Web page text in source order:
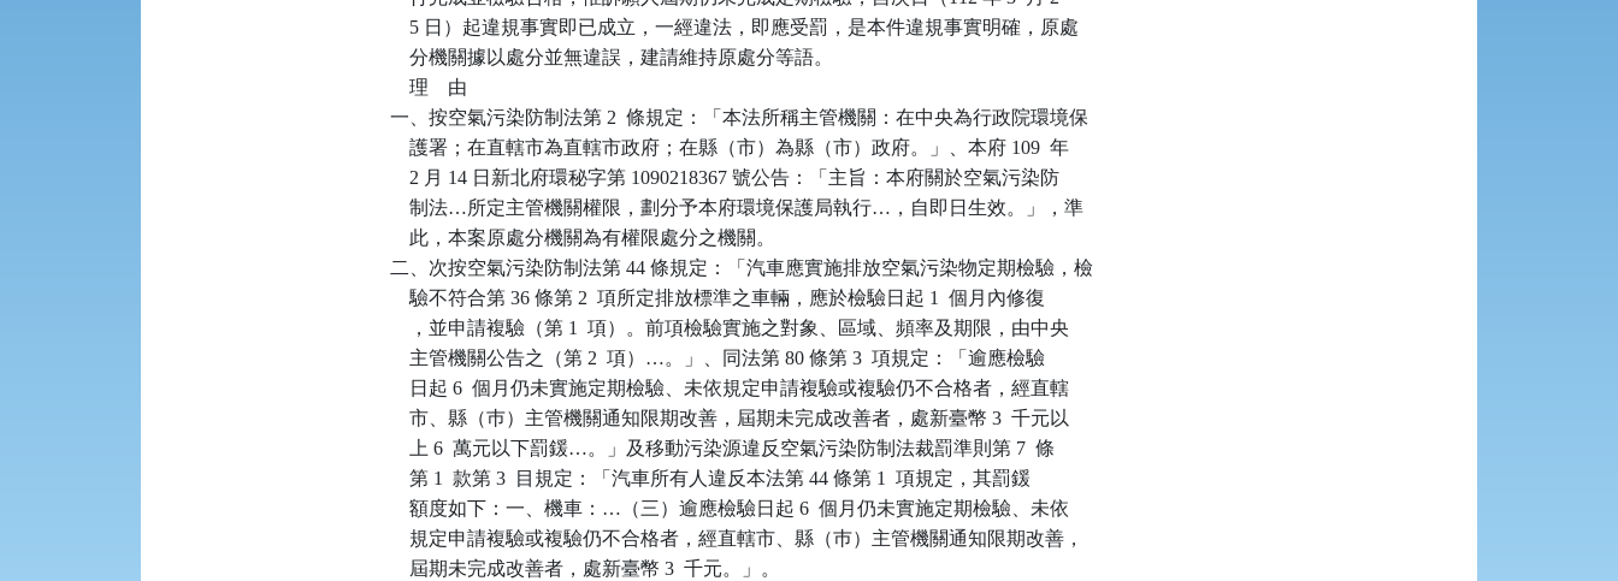
    5 日）起違規事實即已成立，一經違法，即應受罰，是本件違規事實明確，原處
    分機關據以處分並無違誤，建請維持原處分等語。
    理    由
一、按空氣污染防制法第 2  條規定：「本法所稱主管機關：在中央為行政院環境保
    護署；在直轄市為直轄市政府；在縣（市）為縣（市）政府。」、本府 109  年
    2 月 14 日新北府環秘字第 1090218367 號公告：「主旨：本府關於空氣污染防
    制法…所定主管機關權限，劃分予本府環境保護局執行…，自即日生效。」，準
    此，本案原處分機關為有權限處分之機關。
二、次按空氣污染防制法第 44 條規定：「汽車應實施排放空氣污染物定期檢驗，檢
    驗不符合第 36 條第 2  項所定排放標準之車輛，應於檢驗日起 1  個月內修復
    ，並申請複驗（第 1  項）。前項檢驗實施之對象、區域、頻率及期限，由中央
    主管機關公告之（第 2  項）…。」、同法第 80 條第 3  項規定：「逾應檢驗
    日起 6  個月仍未實施定期檢驗、未依規定申請複驗或複驗仍不合格者，經直轄
    市、縣（巿）主管機關通知限期改善，屆期未完成改善者，處新臺幣 3  千元以
    上 6  萬元以下罰鍰…。」及移動污染源違反空氣污染防制法裁罰準則第 7  條
    第 1  款第 3  目規定：「汽車所有人違反本法第 44 條第 1  項規定，其罰鍰
    額度如下：一、機車：…（三）逾應檢驗日起 6  個月仍未實施定期檢驗、未依
    規定申請複驗或複驗仍不合格者，經直轄市、縣（巿）主管機關通知限期改善，
    屆期未完成改善者，處新臺幣 3  千元。」。